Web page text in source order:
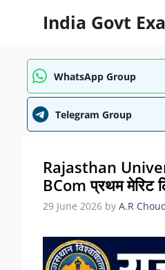
India Govt
WhatsApp Group
Telegram Group
Rajasthan
BCom प्रथम मेरिट
29 June 2026 by A.R